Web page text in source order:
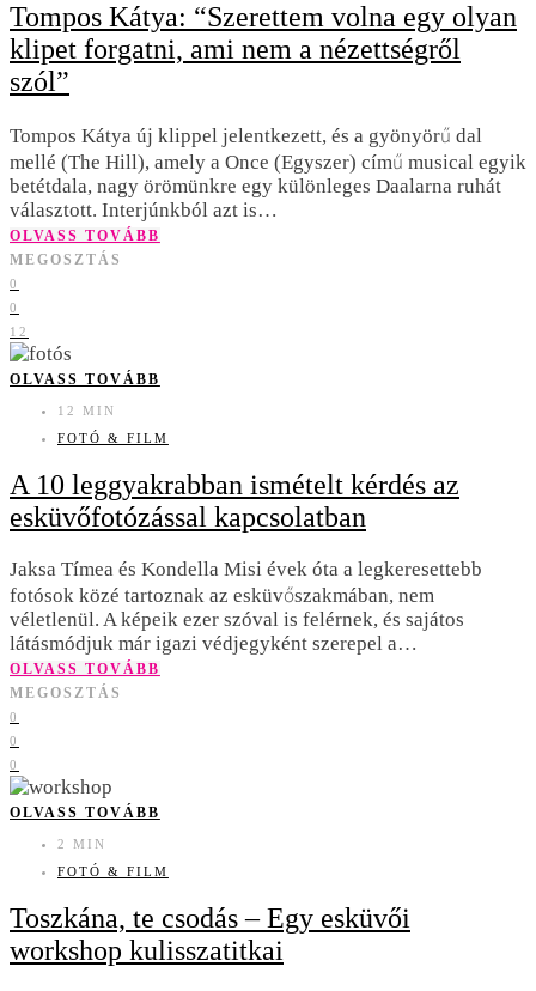
Tompos Kátya: “Szerettem volna egy olyan
klipet forgatni, ami nem a nézettségről
szól”
Tompos Kátya új klippel jelentkezett, és a gyönyörű dal
mellé (The Hill), amely a Once (Egyszer) című musical egyik
betétdala, nagy örömünkre egy különleges Daalarna ruhát
választott. Interjúnkból azt is…
OLVASS TOVÁBB
MEGOSZTÁS
0
0
12
OLVASS TOVÁBB
12 MIN
FOTÓ & FILM
A 10 leggyakrabban ismételt kérdés az
esküvőfotózással kapcsolatban
Jaksa Tímea és Kondella Misi évek óta a legkeresettebb
fotósok közé tartoznak az esküvőszakmában, nem
véletlenül. A képeik ezer szóval is felérnek, és sajátos
látásmódjuk már igazi védjegyként szerepel a…
OLVASS TOVÁBB
MEGOSZTÁS
0
0
0
OLVASS TOVÁBB
2 MIN
FOTÓ & FILM
Toszkána, te csodás – Egy esküvői
workshop kulisszatitkai